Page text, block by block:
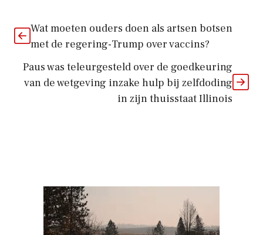
Wat moeten ouders doen als artsen botsen
met de regering-Trump over vaccins?
Paus was teleurgesteld over de goedkeuring
van de wetgeving inzake hulp bij zelfdoding
in zijn thuisstaat Illinois